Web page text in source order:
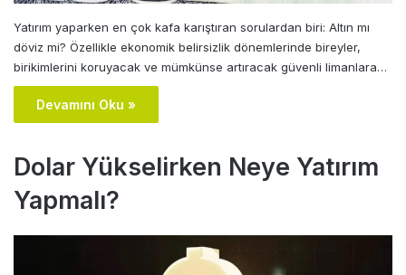
Yatırım yaparken en çok kafa karıştıran sorulardan biri: Altın mı
döviz mi? Özellikle ekonomik belirsizlik dönemlerinde bireyler,
birikimlerini koruyacak ve mümkünse artıracak güvenli limanlara…
Devamını Oku »
Dolar Yükselirken Neye Yatırım
Yapmalı?